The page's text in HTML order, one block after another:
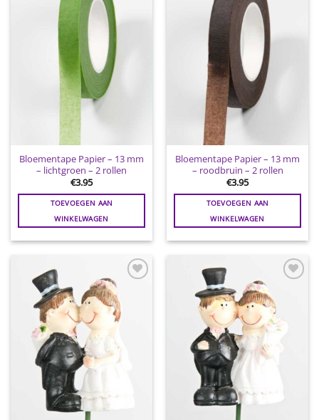
wenslijst
Bloementape Papier – 13 mm
– lichtgroen – 2 rollen
€3.95
TOEVOEGEN AAN
WINKELWAGEN
wenslijst
Bloementape Papier – 13 mm
– roodbruin – 2 rollen
€3.95
TOEVOEGEN AAN
WINKELWAGEN
Toevoegen
aan
wenslijst
Toevoegen
wenslijst